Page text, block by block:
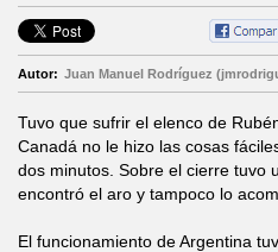
Autor: Juan Manuel Rodríguez
Tuvo que sufrir el elenco de
Canadá no le hizo las cosas
dos minutos. Sobre el cierre tuvo
encontró el aro y tampoco lo
El funcionamiento de Argentina